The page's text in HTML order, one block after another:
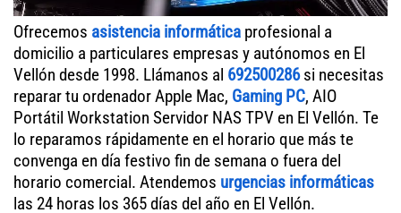
Ofrecemos asistencia informática profesional a
domicilio a particulares empresas y autónomos en El
Vellón desde 1998. Llámanos al 692500286si necesitas
reparar tu ordenador Apple Mac, Gaming PC, AIO
Portátil Workstation Servidor NAS TPV en El Vellón. Te
lo reparamos rápidamente en el horario que más te
convenga en día festivo fin de semana o fuera del
horario comercial. Atendemos urgencias informáticas
las 24 horas los 365 días del año en El Vellón.